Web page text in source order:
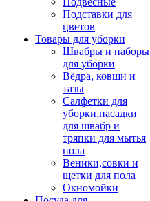
Подставки для
цветов
Товары для уборки
Швабры и наборы
для уборки
Вёдра, ковши и
тазы
Салфетки для
уборки,насадки
для швабр и
тряпки для мытья
пола
Веники,совки и
щетки для пола
Окномойки